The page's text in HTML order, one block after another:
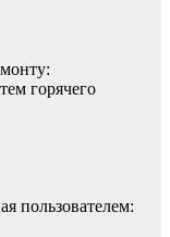
горячего
пользователем: